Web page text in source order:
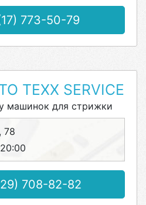
773-50-79
TEXX SERVICE
машинок для стрижки
78
708-82-82